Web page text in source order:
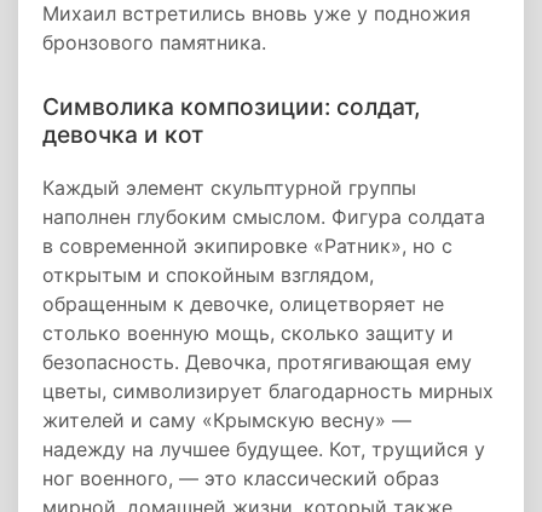
Михаил встретились вновь уже у подножия
бронзового памятника.
Символика композиции: солдат,
девочка и кот
Каждый элемент скульптурной группы
наполнен глубоким смыслом. Фигура солдата
в современной экипировке «Ратник», но с
открытым и спокойным взглядом,
обращенным к девочке, олицетворяет не
столько военную мощь, сколько защиту и
безопасность. Девочка, протягивающая ему
цветы, символизирует благодарность мирных
жителей и саму «Крымскую весну» —
надежду на лучшее будущее. Кот, трущийся у
ног военного, — это классический образ
мирной, домашней жизни, который также